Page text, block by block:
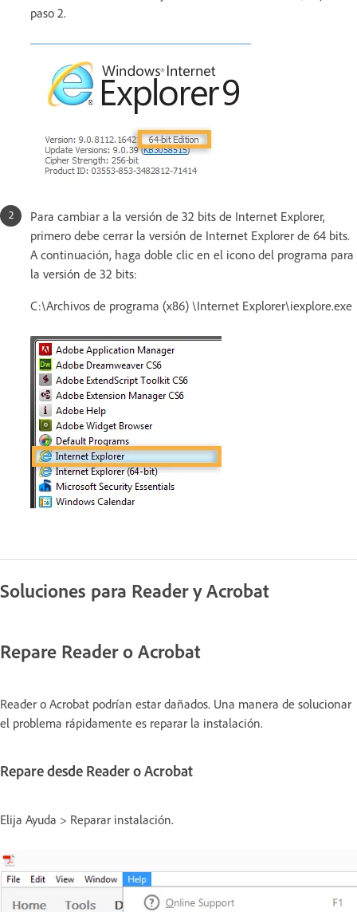
paso 2.
Para cambiar a la versión de 32 bits de Internet Explorer,
primero debe cerrar la versión de Internet Explorer de 64 bits.
A continuación, haga doble clic en el icono del programa para
la versión de 32 bits:
C:\Archivos de programa (x86) \Internet Explorer\iexplore.exe
Soluciones para Reader y Acrobat
Repare Reader o Acrobat
Reader o Acrobat podrían estar dañados. Una manera de solucionar
el problema rápidamente es reparar la instalación.
Repare desde Reader o Acrobat
Elija Ayuda > Reparar instalación.